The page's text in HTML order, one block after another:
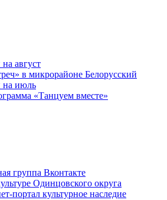
август
в микрорайоне Белорусский
на июль
«Танцуем вместе»
группа Вконтакте
Одинцовского округа
портал культурное наследие